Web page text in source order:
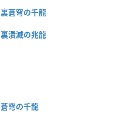
裏蒼穹の千龍
裏潰滅の兆龍
蒼穹の千龍